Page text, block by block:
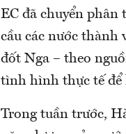
EC đã chuyển
cầu các nước thành
đốt Nga – theo
tình hình thực tế để
Trong tuần trước,